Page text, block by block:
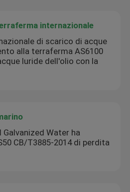
internazionale
di scarico di acque
alla terraferma AS6100
luride dell'olio con la
Galvanized Water ha
CB/T3885-2014 di perdita